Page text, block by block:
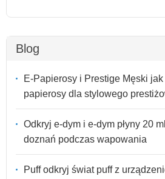
Blog
E-Papierosy i Prestige Męski
papierosy dla stylowego
Odkryj e-dym i e-dym płyny 20
doznań podczas wapowania
Puff odkryj świat puff z